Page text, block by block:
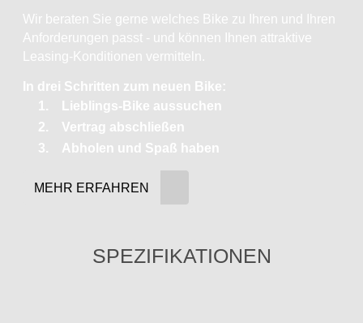
Wir beraten Sie gerne welches Bike zu Ihren und Ihren
Anforderungen passt - und können Ihnen attraktive
Leasing-Konditionen vermitteln.
In drei Schritten zum neuen Bike:
Lieblings-Bike aussuchen
Vertrag abschließen
Abholen und Spaß haben
MEHR ERFAHREN
SPEZIFIKATIONEN